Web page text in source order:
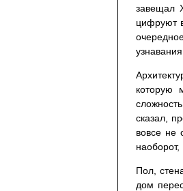
завещал
цифруют
которую
сказал,
вовсе не
наоборот,
Пол,
дом